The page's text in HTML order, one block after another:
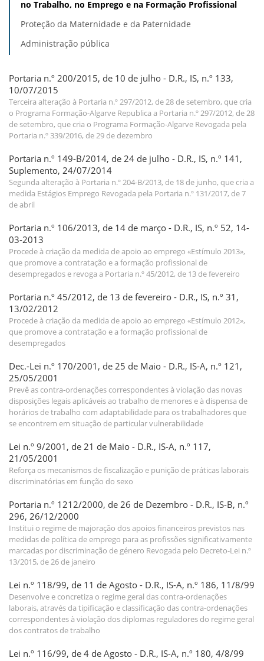
no Trabalho, no Emprego e na Formação Profissional
Proteção da Maternidade e da Paternidade
Administração pública
Portaria n.º 200/2015, de 10 de julho - D.R., IS, n.º 133,
10/07/2015
Terceira alteração à Portaria n.º 297/2012, de 28 de setembro, que cria
o Programa Formação-Algarve Republica a Portaria n.º 297/2012, de 28
de setembro, que cria o Programa Formação-Algarve Revogada pela
Portaria n.º 339/2016, de 29 de dezembro
Portaria n.º 149-B/2014, de 24 de julho - D.R., IS, n.º 141,
Suplemento, 24/07/2014
Segunda alteração à Portaria n.º 204-B/2013, de 18 de junho, que cria a
medida Estágios Emprego Revogada pela Portaria n.º 131/2017, de 7
de abril
Portaria n.º 106/2013, de 14 de março - D.R., IS, n.º 52, 14-
03-2013
Procede à criação da medida de apoio ao emprego «Estímulo 2013»,
que promove a contratação e a formação profissional de
desempregados e revoga a Portaria n.º 45/2012, de 13 de fevereiro
Portaria n.º 45/2012, de 13 de fevereiro - D.R., IS, n.º 31,
13/02/2012
Procede à criação da medida de apoio ao emprego «Estímulo 2012»,
que promove a contratação e a formação profissional de
desempregados
Dec.-Lei n.º 170/2001, de 25 de Maio - D.R., IS-A, n.º 121,
25/05/2001
Prevê as contra-ordenações correspondentes à violação das novas
disposições legais aplicáveis ao trabalho de menores e à dispensa de
horários de trabalho com adaptabilidade para os trabalhadores que
se encontrem em situação de particular vulnerabilidade
Lei n.º 9/2001, de 21 de Maio - D.R., IS-A, n.º 117,
21/05/2001
Reforça os mecanismos de fiscalização e punição de práticas laborais
discriminatórias em função do sexo
Portaria n.º 1212/2000, de 26 de Dezembro - D.R., IS-B, n.º
296, 26/12/2000
Institui o regime de majoração dos apoios financeiros previstos nas
medidas de política de emprego para as profissões significativamente
marcadas por discriminação de género Revogada pelo Decreto-Lei n.º
13/2015, de 26 de janeiro
Lei n.º 118/99, de 11 de Agosto - D.R., IS-A, n.º 186, 11/8/99
Desenvolve e concretiza o regime geral das contra-ordenações
laborais, através da tipificação e classificação das contra-ordenações
correspondentes à violação dos diplomas reguladores do regime geral
dos contratos de trabalho
Lei n.º 116/99, de 4 de Agosto - D.R., IS-A, n.º 180, 4/8/99